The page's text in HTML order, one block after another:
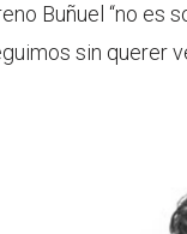
Buñuel “no es
sin querer